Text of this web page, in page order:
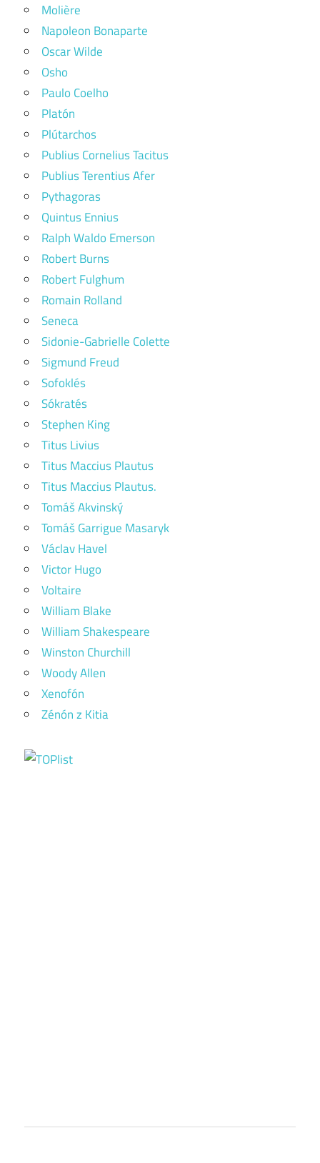
Molière
Napoleon Bonaparte
Oscar Wilde
Osho
Paulo Coelho
Platón
Plútarchos
Publius Cornelius Tacitus
Publius Terentius Afer
Pythagoras
Quintus Ennius
Ralph Waldo Emerson
Robert Burns
Robert Fulghum
Romain Rolland
Seneca
Sidonie-Gabrielle Colette
Sigmund Freud
Sofoklés
Sókratés
Stephen King
Titus Livius
Titus Maccius Plautus
Titus Maccius Plautus.
Tomáš Akvinský
Tomáš Garrigue Masaryk
Václav Havel
Victor Hugo
Voltaire
William Blake
William Shakespeare
Winston Churchill
Woody Allen
Xenofón
Zénón z Kitia